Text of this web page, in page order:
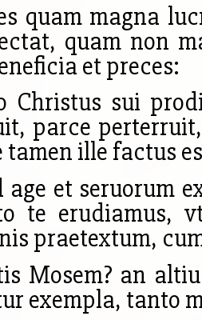
quam magna
quam non
et preces:
Christus sui
parce
tamen ille factus
age et seruorum
te erudiamus,
praetextum,
Mosem? an
exempla, tanto